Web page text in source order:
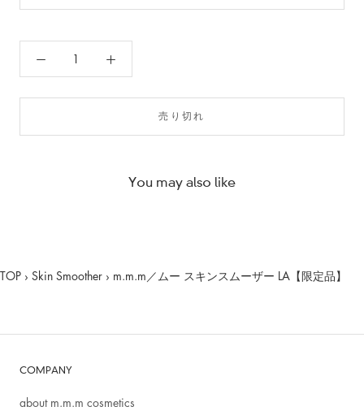
売り切れ
You may also like
TOP › Skin Smoother › m.m.m／ムー スキンスムーザー LA【限定品】
COMPANY
about m.m.m cosmetics